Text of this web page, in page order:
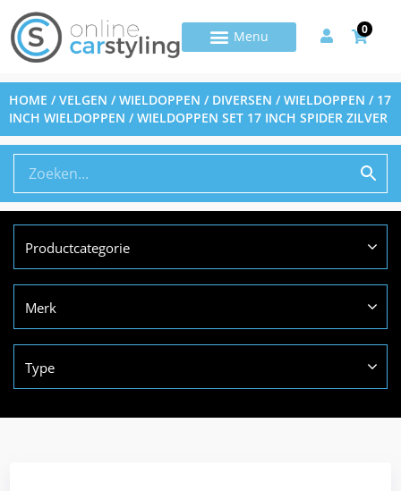
0
HOME /VELGEN / WIELDOPPEN / DIVERSEN /WIELDOPPEN / 17
INCH WIELDOPPEN / WIELDOPPEN SET 17 INCH SPIDER ZILVER
Productcategorie
Merk
Type